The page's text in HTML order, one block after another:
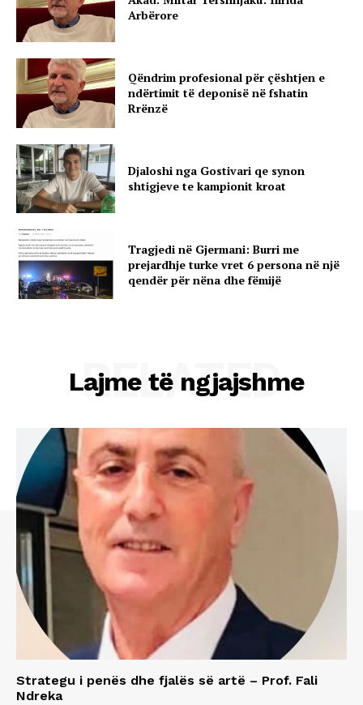
Arbërore
Qëndrim profesional për çështjen e
ndërtimit të deponisë në fshatin
Rrënzë
Djaloshi nga Gostivari qe synon
shtigjeve te kampionit kroat
Tragjedi në Gjermani: Burri me
prejardhje turke vret 6 persona në një
qendër për nëna dhe fëmijë
Lajme të ngjajshme
RELATED
Strategu i penës dhe fjalës së artë – Prof. Fali
Ndreka